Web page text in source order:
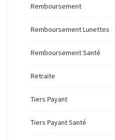
Remboursement
Remboursement Lunettes
Remboursement Santé
Retraite
Tiers Payant
Tiers Payant Santé